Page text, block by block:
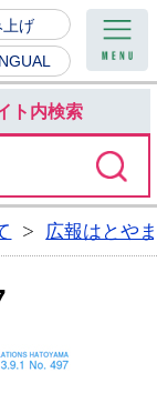
上げ
ト内検索
広報はとや